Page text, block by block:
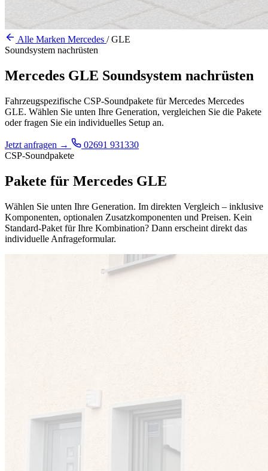
Alle Marken Mercedes / GLE
Soundsystem nachrüsten
Mercedes GLE Soundsystem nachrüsten
Fahrzeugspezifische CSP-Soundpakete für Mercedes Mercedes
GLE. Wählen Sie unten Ihre Generation, vergleichen Sie die Pakete
oder fragen Sie ein individuelles Setup an.
Jetzt anfragen →
02691 931330
CSP-Soundpakete
Pakete für Mercedes GLE
Wählen Sie unten Ihre Generation. Im direkten Vergleich – inklusive
Komponenten, optionalen Zusatzkomponenten und Preisen. Kein
Standard-Paket für Ihre Kombination? Dann erscheint direkt das
individuelle Anfrageformular.